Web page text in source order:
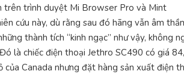
trên trình duyệt Mi Browser Pro và Mint
cứu này, dù rằng sau đó hãng vẫn âm
thành tích “kinh ngạc” như vậy, không
là chiếc điện thoại Jethro SC490 có giá
Canada nhưng đặt hàng sản xuất điện